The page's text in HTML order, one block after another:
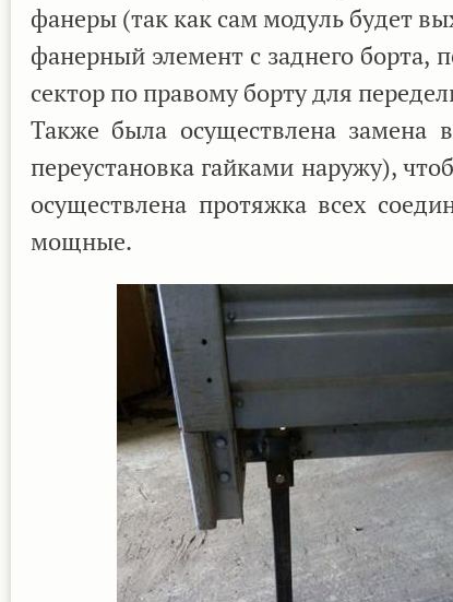
фанеры (так как сам модуль будет
фанерный элемент с заднего борта,
сектор по правому борту для
Также была осуществлена замена
переустановка гайками наружу),
осуществлена протяжка всех
мощные.